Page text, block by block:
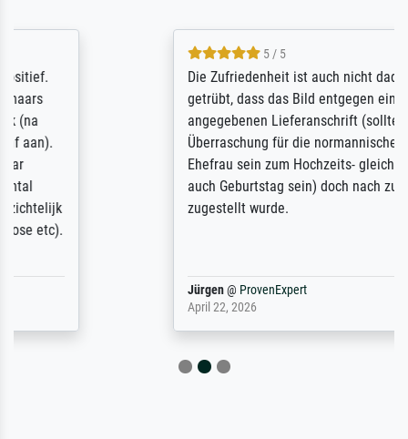
Die Zufriedenheit ist auch nicht dadurch
getrübt, dass das Bild entgegen einer
angegebenen Lieferanschrift (sollte eine
Überraschung für die normannische
Ehefrau sein zum Hochzeits- gleichzeitig
auch Geburtstag sein) doch nach zu Hause
ProvenExpert